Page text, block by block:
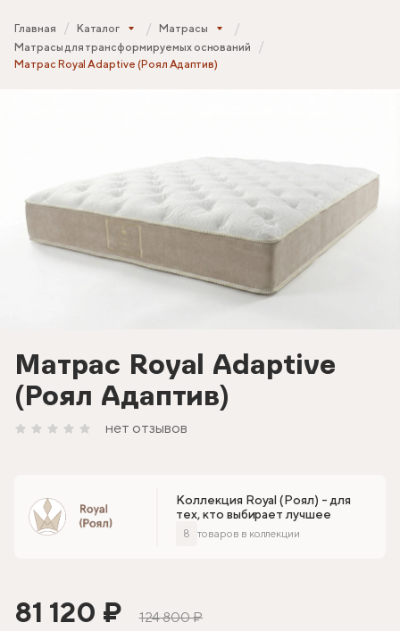
Главная Каталог
Матрасы
Матрасы для трансформируемых оснований
Матрас Royal Adaptive (Роял Адаптив)
Матрас Royal Adaptive
(Роял Адаптив)
нет отзывов
Коллекция Royal (Роял) - для
тех, кто выбирает лучшее
8 товаров в коллекции
81 120 ₽ 124 800 ₽